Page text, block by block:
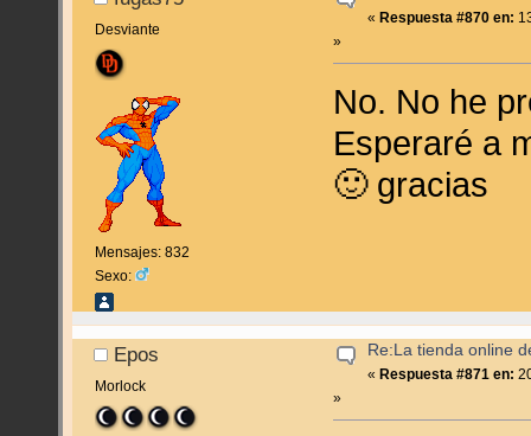
Desviante
Mensajes: 832
Sexo:
«Respuesta #870 en:
»
No. No he
Esperaré a
🙂 gracias
Epos
Morlock
Re:La tienda online
«Respuesta #871 en:
»